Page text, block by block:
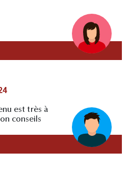
est très à
conseils